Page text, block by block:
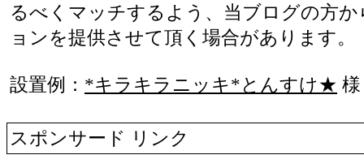
るべくマッチするよう、当ブログの方
ョンを提供させて頂く場合があります。
設置例： *キラキラニッキ*とんすけ★ 様
スポンサード リンク